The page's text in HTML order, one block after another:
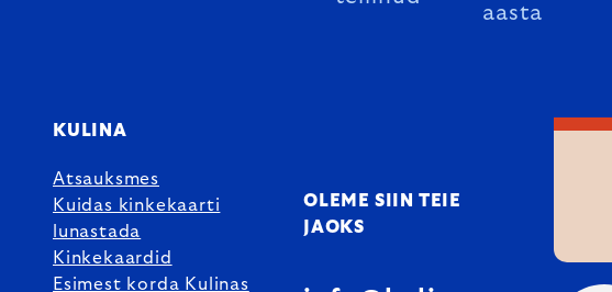
aasta
KULINA
Atsauksmes
Kuidas kinkekaarti
lunastada
Kinkekaardid
Esimest korda Kulinas
OLEME SIIN TEIE
JAOKS